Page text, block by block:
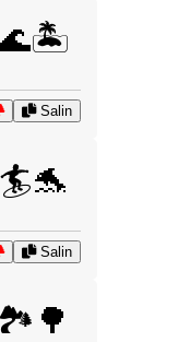
Salin
Salin